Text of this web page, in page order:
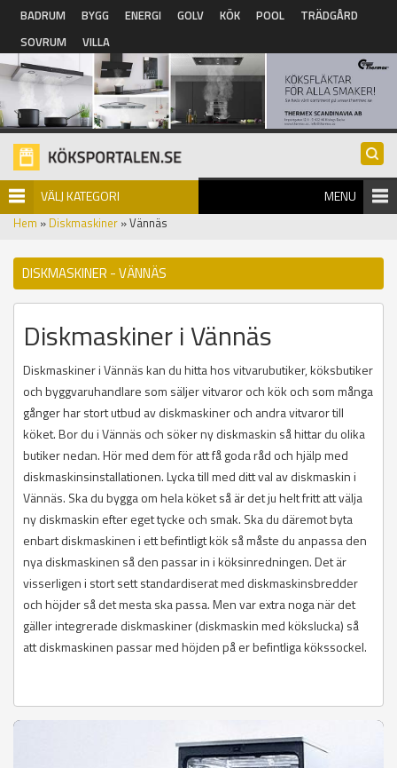
Hoppa till huvudinnehåll
BADRUM BYGG ENERGI GOLV KÖK POOL
TRÄDGÅRD
SOVRUM
VILLA
VÄLJ KATEGORI MENU
Hem » Diskmaskiner » Vännäs
DISKMASKINER - VÄNNÄS
Diskmaskiner i Vännäs
Diskmaskiner i Vännäs kan du hitta hos vitvarubutiker, köksbutiker
och byggvaruhandlare som säljer vitvaror och kök och som många
gånger har stort utbud av diskmaskiner och andra vitvaror till
köket. Bor du i Vännäs och söker ny diskmaskin så hittar du olika
butiker nedan. Hör med dem för att få goda råd och hjälp med
diskmaskinsinstallationen. Lycka till med ditt val av diskmaskin i
Vännäs. Ska du bygga om hela köket så är det ju helt fritt att välja
ny diskmaskin efter eget tycke och smak. Ska du däremot byta
enbart diskmaskinen i ett befintligt kök så måste du anpassa den
nya diskmaskinen så den passar in i köksinredningen. Det är
visserligen i stort sett standardiserat med diskmaskinsbredder
och höjder så det mesta ska passa. Men var extra noga när det
gäller integrerade diskmaskiner (diskmaskin med kökslucka) så
att diskmaskinen passar med höjden på er befintliga kökssockel.